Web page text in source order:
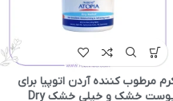
مرطوب کننده آردن اتوپیا برای
پوست خشک و خیلی خشک Dry